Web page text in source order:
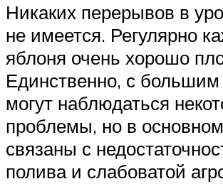
Никаких перерывов в
не имеется. Регулярно
яблоня очень хорошо
Единственно, с большим
могут наблюдаться
проблемы, но в
связаны с
полива и слабоватой